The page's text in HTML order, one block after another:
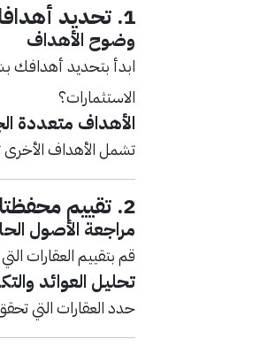
1. تحديد
وضوح الأهداف
ابدأ بتحديد أهدافك
الاستثمارات؟
الأهداف متعددة
تشمل الأهداف الأخرى
2. تقييم
مراجعة الأصول
قم بتقييم العقارات
تحليل العوائد
حدد العقارات التي